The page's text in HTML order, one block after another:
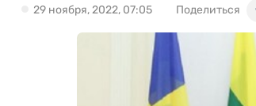
29 ноября, 2022, 07:05 Поделиться